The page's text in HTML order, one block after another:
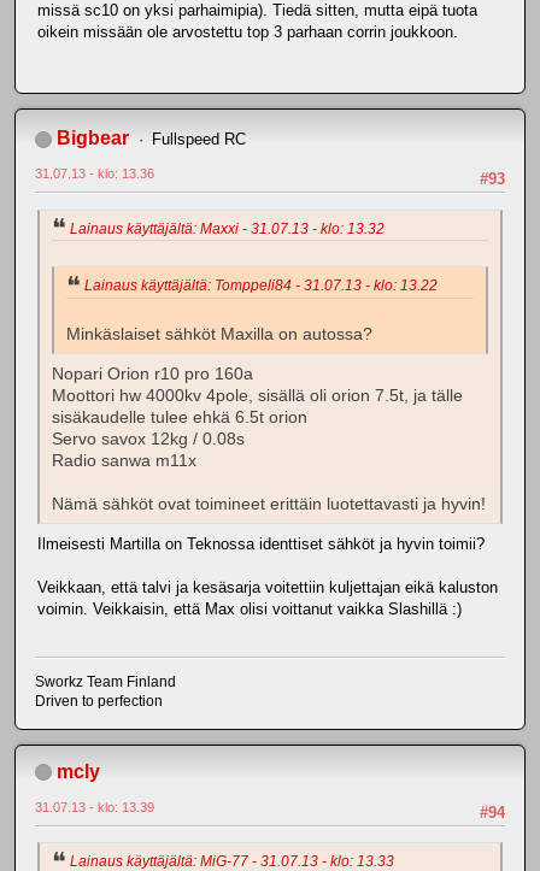
missä sc10 on yksi parhaimipia). Tiedä sitten, mutta eipä tuota
oikein missään ole arvostettu top 3 parhaan corrin joukkoon.
Bigbear Fullspeed RC
#93
31.07.13 - klo: 13.36
Lainaus käyttäjältä: Maxxi - 31.07.13 - klo: 13.32
Lainaus käyttäjältä: Tomppeli84 - 31.07.13 - klo: 13.22
Minkäslaiset sähköt Maxilla on autossa?
Nopari Orion r10 pro 160a
Moottori hw 4000kv 4pole, sisällä oli orion 7.5t, ja tälle
sisäkaudelle tulee ehkä 6.5t orion
Servo savox 12kg / 0.08s
Radio sanwa m11x
Nämä sähköt ovat toimineet erittäin luotettavasti ja hyvin!
Ilmeisesti Martilla on Teknossa identtiset sähköt ja hyvin toimii?
Veikkaan, että talvi ja kesäsarja voitettiin kuljettajan eikä kaluston
voimin. Veikkaisin, että Max olisi voittanut vaikka Slashillä :)
Sworkz Team Finland
Driven to perfection
mcly
#94
31.07.13 - klo: 13.39
Lainaus käyttäjältä: MiG-77 - 31.07.13 - klo: 13.33